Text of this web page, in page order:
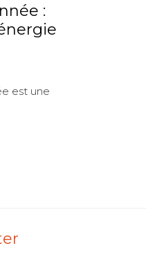
:
est une